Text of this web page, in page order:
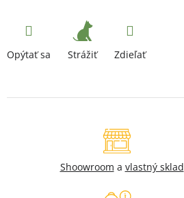
Opýtať sa Strážiť Zdieľať
Shoowroom a vlastný sklad